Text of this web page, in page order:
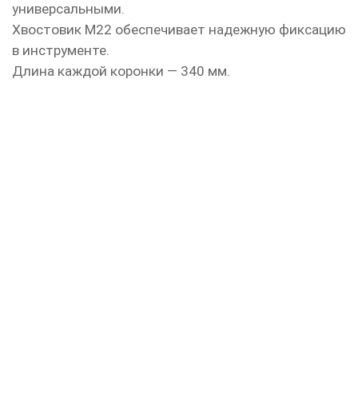
универсальными.
Хвостовик М22 обеспечивает надежную фиксацию
в инструменте.
Длина каждой коронки — 340 мм.